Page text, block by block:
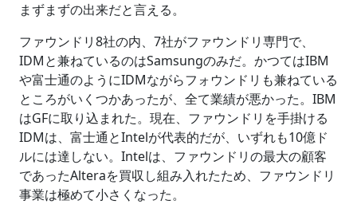
まずまずの出来だと言える。
ファウンドリ8社の内、7社がファウンドリ専門で、
IDMと兼ねているのはSamsungのみだ。かつてはIBM
や富士通のようにIDMながらフォウンドリも兼ねている
ところがいくつかあったが、全て業績が悪かった。IBM
はGFに取り込まれた。現在、ファウンドリを手掛ける
IDMは、富士通とIntelが代表的だが、いずれも10億ド
ルには達しない。Intelは、ファウンドリの最大の顧客
であったAlteraを買収し組み入れたため、ファウンドリ
事業は極めて小さくなった。